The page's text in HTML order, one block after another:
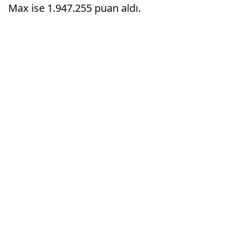
Max ise 1.947.255 puan aldı.